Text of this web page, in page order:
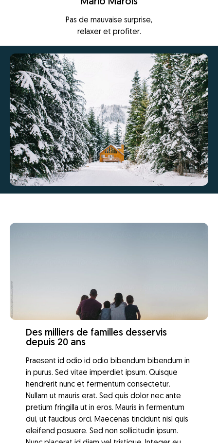
Mario Marois
Pas de mauvaise surprise,
relaxer et profiter.
Des milliers de familles desservis
depuis 20 ans
Praesent id odio id odio bibendum bibendum in
in purus. Sed vitae imperdiet ipsum. Quisque
hendrerit nunc et fermentum consectetur.
Nullam ut mauris erat. Sed quis dolor nec ante
pretium fringilla ut in eros. Mauris in fermentum
dui, ut faucibus orci. Maecenas tincidunt nisl quis
eleifend posuere. Sed non sollicitudin ipsum.